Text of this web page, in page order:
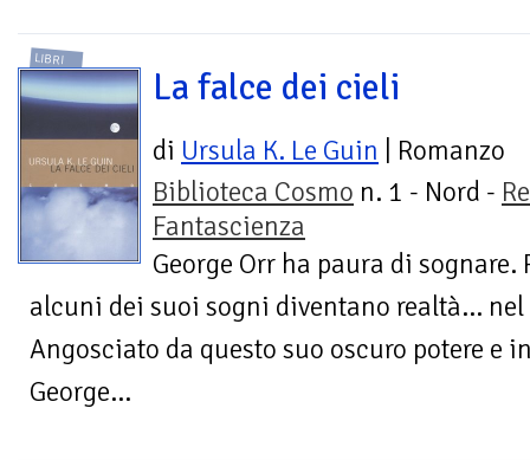
LIBRI
La falce dei cieli
di Ursula K. Le Guin | Romanzo
Biblioteca Cosmo n. 1 - Nord -
Fantascienza
George Orr ha paura di sognare.
alcuni dei suoi sogni diventano realtà... nel
Angosciato da questo suo oscuro potere e
George...